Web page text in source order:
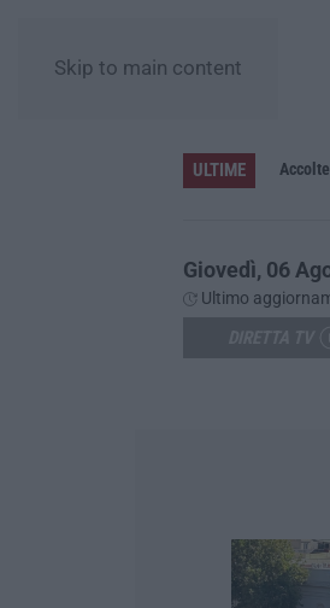
Skip to main content
ULTIME
Giovedì, 06
Ultimo